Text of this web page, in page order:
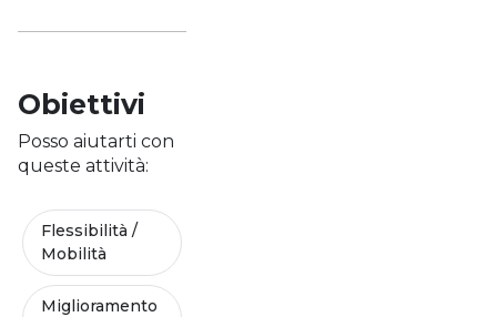
Obiettivi
Posso aiutarti con
queste attività:
Flessibilità /
Mobilità
Miglioramento